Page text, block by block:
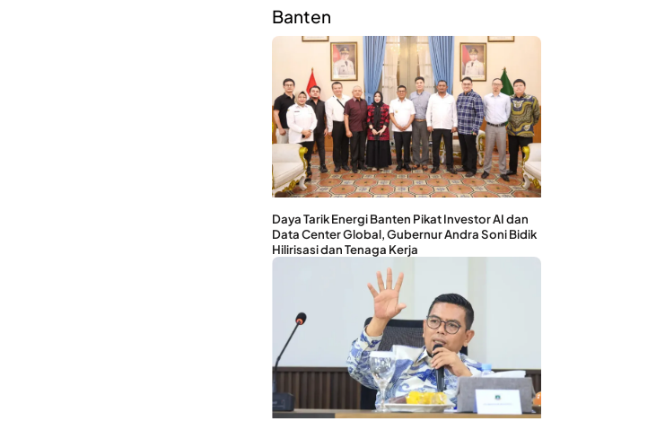
Banten
Daya Tarik Energi Banten Pikat Investor AI dan
Data Center Global, Gubernur Andra Soni Bidik
Hilirisasi dan Tenaga Kerja